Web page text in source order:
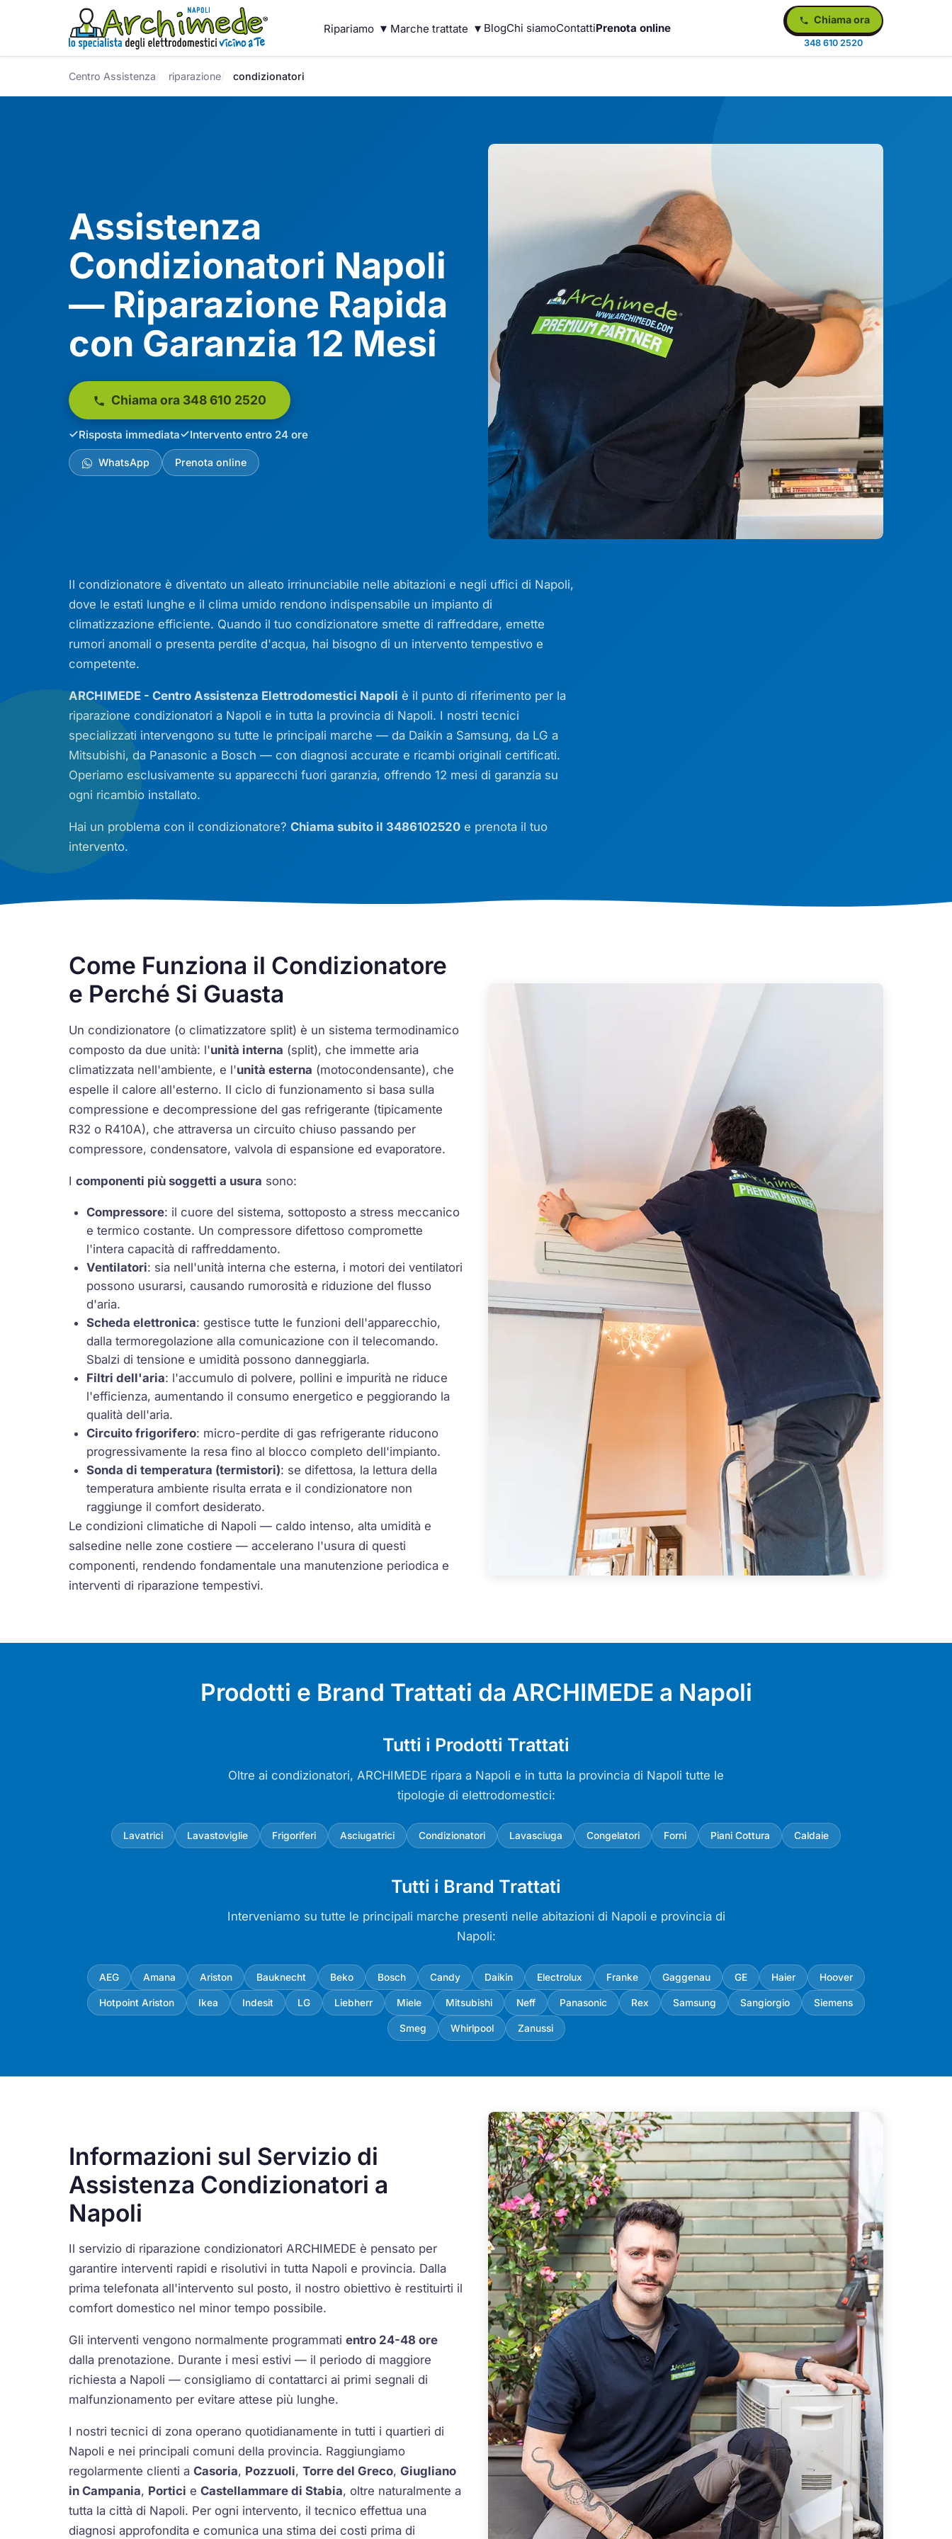
Ripariamo ▾ Marche trattate ▾ BlogChi siamoContattiPrenota online
Chiama ora
348 610 2520
Centro Assistenza riparazione condizionatori
Assistenza
Condizionatori Napoli
— Riparazione Rapida
con Garanzia 12 Mesi
Chiama ora 348 610 2520
Risposta immediata Intervento entro 24 ore
WhatsApp Prenota online
Il condizionatore è diventato un alleato irrinunciabile nelle abitazioni e negli uffici di Napoli,
dove le estati lunghe e il clima umido rendono indispensabile un impianto di
climatizzazione efficiente. Quando il tuo condizionatore smette di raffreddare, emette
rumori anomali o presenta perdite d'acqua, hai bisogno di un intervento tempestivo e
competente.
ARCHIMEDE - Centro Assistenza Elettrodomestici Napoli è il punto di riferimento per la
riparazione condizionatori a Napoli e in tutta la provincia di Napoli. I nostri tecnici
specializzati intervengono su tutte le principali marche — da Daikin a Samsung, da LG a
Mitsubishi, da Panasonic a Bosch — con diagnosi accurate e ricambi originali certificati.
Operiamo esclusivamente su apparecchi fuori garanzia, offrendo 12 mesi di garanzia su
ogni ricambio installato.
Hai un problema con il condizionatore?Chiama subito il 3486102520 e prenota il tuo
intervento.
Come Funziona il Condizionatore
e Perché Si Guasta
Un condizionatore (o climatizzatore split) è un sistema termodinamico
composto da due unità: l'unità interna (split), che immette aria
climatizzata nell'ambiente, e l'unità esterna (motocondensante), che
espelle il calore all'esterno. Il ciclo di funzionamento si basa sulla
compressione e decompressione del gas refrigerante (tipicamente
R32 o R410A), che attraversa un circuito chiuso passando per
compressore, condensatore, valvola di espansione ed evaporatore.
Icomponenti più soggetti a usura sono:
Compressore: il cuore del sistema, sottoposto a stress meccanico
e termico costante. Un compressore difettoso compromette
l'intera capacità di raffreddamento.
Ventilatori: sia nell'unità interna che esterna, i motori dei ventilatori
possono usurarsi, causando rumorosità e riduzione del flusso
d'aria.
Scheda elettronica: gestisce tutte le funzioni dell'apparecchio,
dalla termoregolazione alla comunicazione con il telecomando.
Sbalzi di tensione e umidità possono danneggiarla.
Filtri dell'aria: l'accumulo di polvere, pollini e impurità ne riduce
l'efficienza, aumentando il consumo energetico e peggiorando la
qualità dell'aria.
Circuito frigorifero: micro-perdite di gas refrigerante riducono
progressivamente la resa fino al blocco completo dell'impianto.
Sonda di temperatura (termistori): se difettosa, la lettura della
temperatura ambiente risulta errata e il condizionatore non
raggiunge il comfort desiderato.
Le condizioni climatiche di Napoli — caldo intenso, alta umidità e
salsedine nelle zone costiere — accelerano l'usura di questi
componenti, rendendo fondamentale una manutenzione periodica e
interventi di riparazione tempestivi.
Prodotti e Brand Trattati da ARCHIMEDE a Napoli
Tutti i Prodotti Trattati
Oltre ai condizionatori, ARCHIMEDE ripara a Napoli e in tutta la provincia di Napoli tutte le
tipologie di elettrodomestici:
Lavatrici Lavastoviglie Frigoriferi Asciugatrici Condizionatori Lavasciuga Congelatori Forni Piani Cottura Caldaie
Tutti i Brand Trattati
Interveniamo su tutte le principali marche presenti nelle abitazioni di Napoli e provincia di
Napoli:
AEG Amana Ariston Bauknecht Beko Bosch Candy Daikin Electrolux Franke Gaggenau GE Haier Hoover
Hotpoint Ariston Ikea Indesit LG Liebherr Miele Mitsubishi Neff Panasonic Rex Samsung Sangiorgio Siemens
Smeg Whirlpool Zanussi
Informazioni sul Servizio di
Assistenza Condizionatori a
Napoli
Il servizio di riparazione condizionatori ARCHIMEDE è pensato per
garantire interventi rapidi e risolutivi in tutta Napoli e provincia. Dalla
prima telefonata all'intervento sul posto, il nostro obiettivo è restituirti il
comfort domestico nel minor tempo possibile.
Gli interventi vengono normalmente programmatientro 24-48 ore
dalla prenotazione. Durante i mesi estivi — il periodo di maggiore
richiesta a Napoli — consigliamo di contattarci ai primi segnali di
malfunzionamento per evitare attese più lunghe.
I nostri tecnici di zona operano quotidianamente in tutti i quartieri di
Napoli e nei principali comuni della provincia. Raggiungiamo
regolarmente clienti aCasoria, Pozzuoli,Torre del Greco,Giugliano
in Campania, Portici eCastellammare di Stabia, oltre naturalmente a
tutta la città di Napoli. Per ogni intervento, il tecnico effettua una
diagnosi approfondita e comunica una stima dei costi prima di